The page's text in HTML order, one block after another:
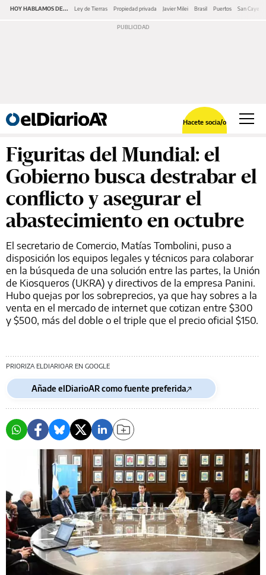
HOY HABLAMOS DE... Ley de Tierras Propiedad privada Javier Milei Brasil Puertos San
Hacete socia/o
Figuritas del Mundial: el
Gobierno busca destrabar el
conflicto y asegurar el
abastecimiento en octubre
El secretario de Comercio, Matías Tombolini, puso a
disposición los equipos legales y técnicos para colaborar
en la búsqueda de una solución entre las partes, la Unión
de Kiosqueros (UKRA) y directivos de la empresa Panini.
Hubo quejas por los sobreprecios, ya que hay sobres a la
venta en el mercado de internet que cotizan entre $300
y $500, más del doble o el triple que el precio oficial $150.
PRIORIZA ELDIARIOAR EN GOOGLE
Añade elDiarioAR como fuente preferida